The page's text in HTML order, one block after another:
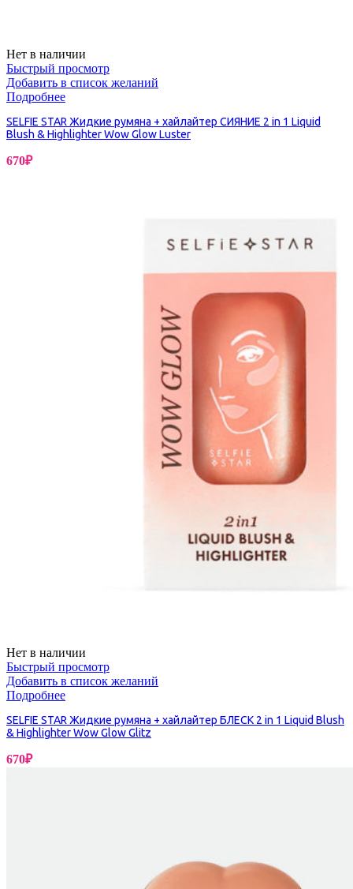
Нет в наличии
Быстрый просмотр
Добавить в список желаний
Подробнее
SELFIE STAR Жидкие румяна + хайлайтер СИЯНИЕ 2 in 1 Liquid
Blush & Highlighter Wow Glow Luster
670₽
Нет в наличии
Быстрый просмотр
Добавить в список желаний
Подробнее
SELFIE STAR Жидкие румяна + хайлайтер БЛЕСК 2 in 1 Liquid Blush
& Highlighter Wow Glow Glitz
670₽